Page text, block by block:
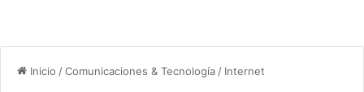
Inicio /Comunicaciones & Tecnología / Internet